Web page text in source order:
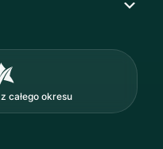
z całego okresu